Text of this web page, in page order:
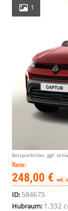
1
Beispielbilder, ggf.
Rate:
248,00 € mtl.
ID: 584675
Hubraum: 1.332